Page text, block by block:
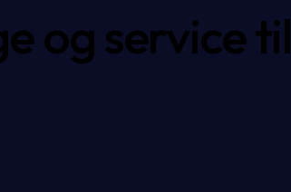
og service til